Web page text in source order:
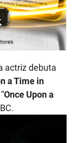
actriz debuta
a Time in
Once Upon a